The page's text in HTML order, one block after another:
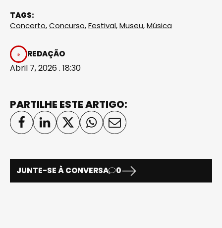
TAGS:
Concerto,Concurso,Festival,Museu,Música
REDAÇÃO
Abril 7, 2026 . 18:30
PARTILHE ESTE ARTIGO:
JUNTE-SE À CONVERSA 0